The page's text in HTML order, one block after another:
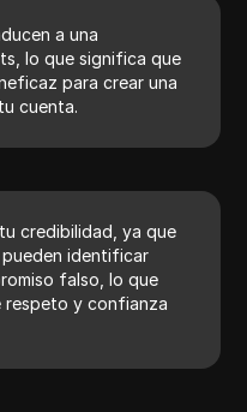
a una
lo que significa que
para crear una
cuenta.
credibilidad, ya que
identificar
falso, lo que
respeto y confianza